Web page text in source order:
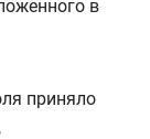
в
приняло